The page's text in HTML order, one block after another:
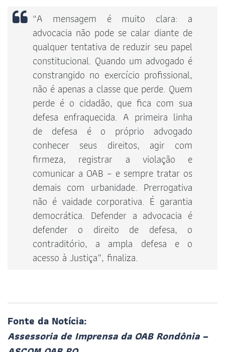
“A mensagem é muito clara: a
advocacia não pode se calar diante de
qualquer tentativa de reduzir seu papel
constitucional. Quando um advogado é
constrangido no exercício profissional,
não é apenas a classe que perde. Quem
perde é o cidadão, que fica com sua
defesa enfraquecida. A primeira linha
de defesa é o próprio advogado
conhecer seus direitos, agir com
firmeza, registrar a violação e
comunicar a OAB – e sempre tratar os
demais com urbanidade. Prerrogativa
não é vaidade corporativa. É garantia
democrática. Defender a advocacia é
defender o direito de defesa, o
contraditório, a ampla defesa e o
acesso à Justiça”, finaliza.
Fonte da Notícia:
Assessoria de Imprensa da OAB Rondônia –